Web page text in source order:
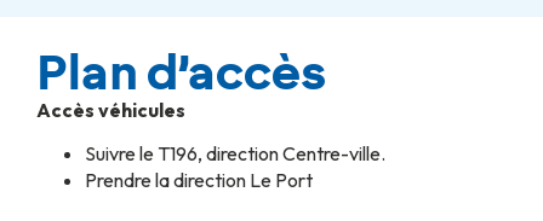
Plan d’accès
Accès véhicules
Suivre le T196, direction Centre-ville.
Prendre la direction Le Port